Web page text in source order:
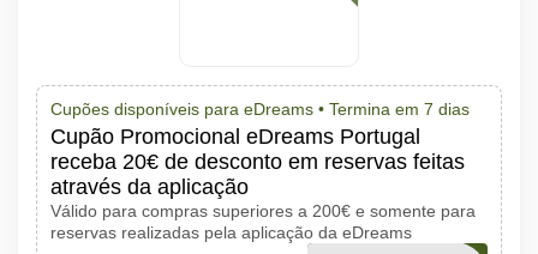
Cupões disponíveis para eDreams • Termina em 7 dias
Cupão Promocional eDreams Portugal
receba 20€ de desconto em reservas feitas
através da aplicação
Válido para compras superiores a 200€ e somente para
reservas realizadas pela aplicação da eDreams